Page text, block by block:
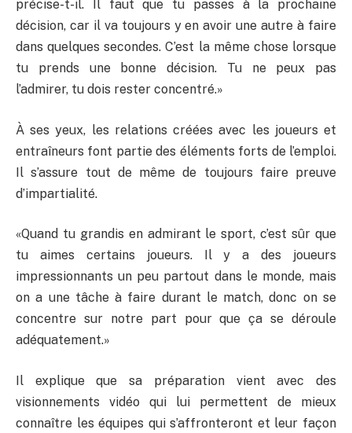
précise-t-il. Il faut que tu passes à la prochaine
décision, car il va toujours y en avoir une autre à faire
dans quelques secondes. C’est la même chose lorsque
tu prends une bonne décision. Tu ne peux pas
l’admirer, tu dois rester concentré.»
À ses yeux, les relations créées avec les joueurs et
entraîneurs font partie des éléments forts de l’emploi.
Il s’assure tout de même de toujours faire preuve
d’impartialité.
«Quand tu grandis en admirant le sport, c’est sûr que
tu aimes certains joueurs. Il y a des joueurs
impressionnants un peu partout dans le monde, mais
on a une tâche à faire durant le match, donc on se
concentre sur notre part pour que ça se déroule
adéquatement.»
Il explique que sa préparation vient avec des
visionnements vidéo qui lui permettent de mieux
connaître les équipes qui s’affronteront et leur façon